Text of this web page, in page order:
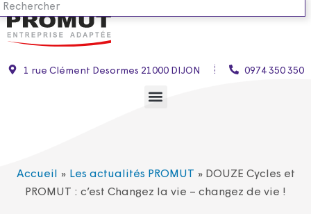
1 rue Clément Desormes 21000 DIJON 0974 350 350
Accueil » Les actualités PROMUT » DOUZE Cycles et
PROMUT : c’est Changez la vie – changez de vie !